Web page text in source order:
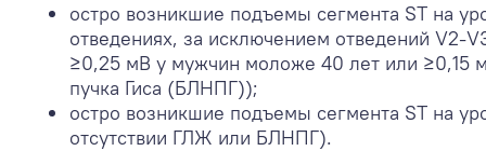
остро возникшие подъемы сегмента ST на
отведениях, за исключением отведений V2-
≥0,25 мВ у мужчин моложе 40 лет или ≥0,15
пучка Гиса (БЛНПГ));
остро возникшие подъемы сегмента ST на
отсутствии ГЛЖ или БЛНПГ).